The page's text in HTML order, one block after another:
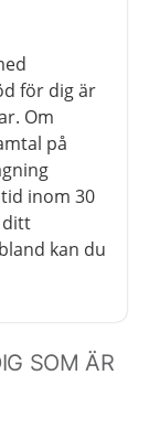
för dig är
Om
på
inom 30
ditt
kan du
SOM ÄR